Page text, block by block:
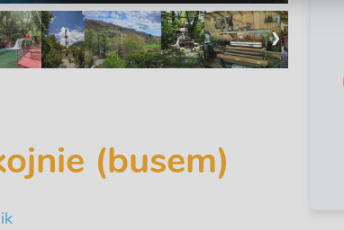
❯
(busem)